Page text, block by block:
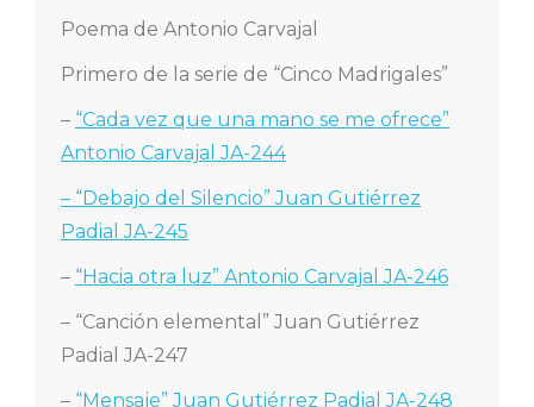
Poema de Antonio Carvajal
Primero de la serie de “Cinco Madrigales”
– “Cada vez que una mano se me ofrece”
Antonio Carvajal JA-244
– “Debajo del Silencio” Juan Gutiérrez
Padial JA-245
– “Hacia otra luz” Antonio Carvajal JA-246
– “Canción elemental” Juan Gutiérrez
Padial JA-247
– “Mensaje” Juan Gutiérrez Padial JA-248